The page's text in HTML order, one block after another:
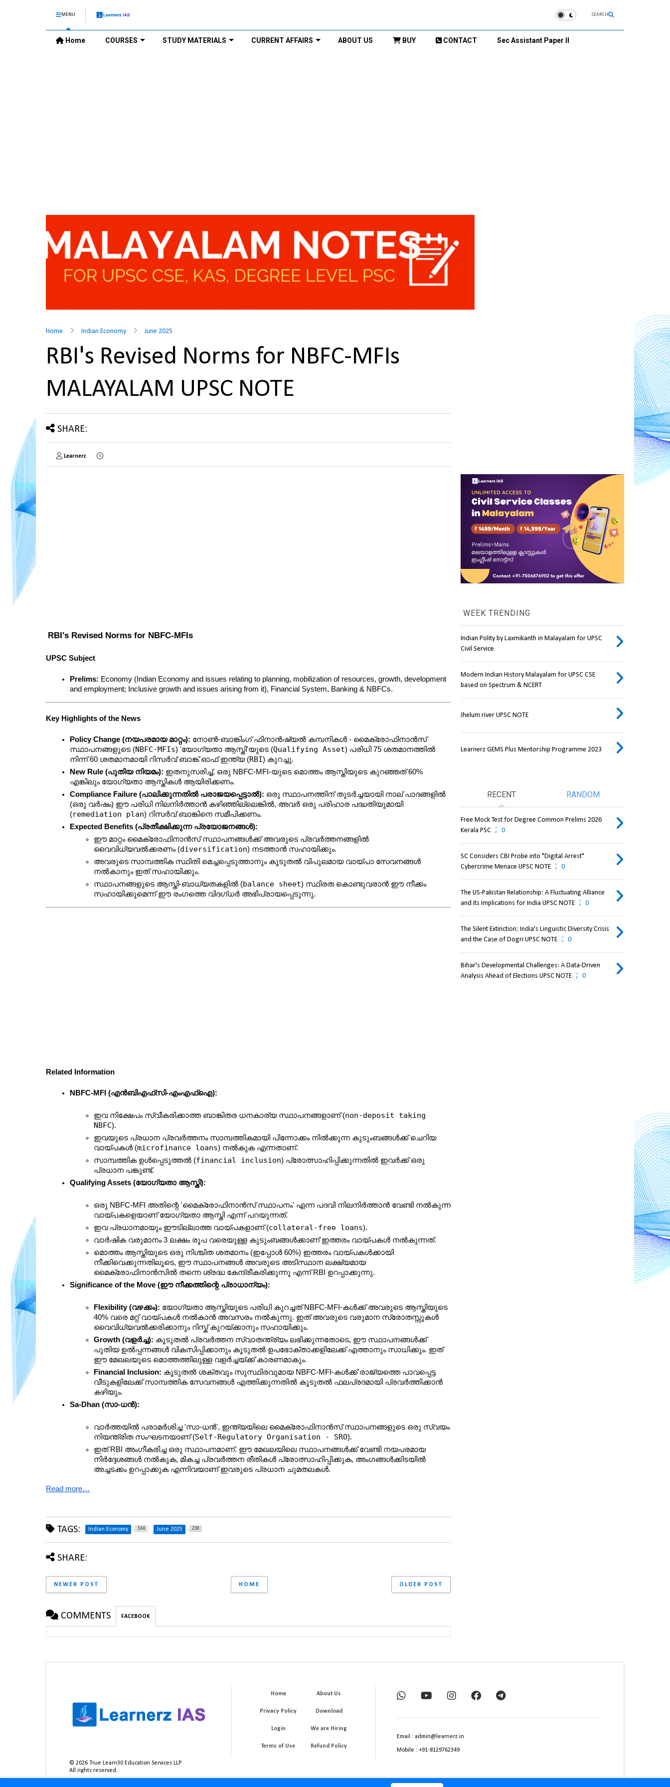
MENU SEARCH
Home COURSES STUDY MATERIALS CURRENT AFFAIRS ABOUT US BUY CONTACT Sec Assistant Paper II
Home Indian Economy June 2025
RBI's Revised Norms for NBFC-MFIs
MALAYALAM UPSC NOTE
SHARE:
Learnerz
RBI's Revised Norms for NBFC-MFIs
UPSC Subject
Prelims: Economy (Indian Economy and issues relating to planning, mobilization of resources, growth, development
and employment; Inclusive growth and issues arising from it), Financial System, Banking & NBFCs.
Key Highlights of the News
Policy Change (നയപരമായ മാറ്റം): നോൺ-ബാങ്കിംഗ് ഫിനാൻഷ്യൽ കമ്പനികൾ - മൈക്രോഫിനാൻസ്
സ്ഥാപനങ്ങളുടെ (NBFC-MFIs) 'യോഗ്യതാ ആസ്തി'യുടെ (Qualifying Asset) പരിധി 75 ശതമാനത്തിൽ
നിന്ന് 60 ശതമാനമായി റിസർവ് ബാങ്ക് ഓഫ് ഇന്ത്യ (RBI) കുറച്ചു.
New Rule (പുതിയ നിയമം): ഇതനുസരിച്ച്, ഒരു NBFC-MFI-യുടെ മൊത്തം ആസ്തിയുടെ കുറഞ്ഞത് 60%
എങ്കിലും യോഗ്യതാ ആസ്തികൾ ആയിരിക്കണം.
Compliance Failure (പാലിക്കുന്നതിൽ പരാജയപ്പെട്ടാൽ): ഒരു സ്ഥാപനത്തിന് തുടർച്ചയായി നാല് പാദങ്ങളിൽ
(ഒരു വർഷം) ഈ പരിധി നിലനിർത്താൻ കഴിഞ്ഞില്ലെങ്കിൽ, അവർ ഒരു പരിഹാര പദ്ധതിയുമായി
(remediation plan) റിസർവ് ബാങ്കിനെ സമീപിക്കണം.
Expected Benefits (പ്രതീക്ഷിക്കുന്ന പ്രയോജനങ്ങൾ):
ഈ മാറ്റം മൈക്രോഫിനാൻസ് സ്ഥാപനങ്ങൾക്ക് അവരുടെ പ്രവർത്തനങ്ങളിൽ
വൈവിധ്യവൽക്കരണം (diversification) നടത്താൻ സഹായിക്കും.
അവരുടെ സാമ്പത്തിക സ്ഥിതി മെച്ചപ്പെടുത്താനും കൂടുതൽ വിപുലമായ വായ്പാ സേവനങ്ങൾ
നൽകാനും ഇത് സഹായിക്കും.
സ്ഥാപനങ്ങളുടെ ആസ്തി-ബാധ്യതകളിൽ (balance sheet) സ്ഥിരത കൊണ്ടുവരാൻ ഈ നീക്കം
സഹായിക്കുമെന്ന് ഈ രംഗത്തെ വിദഗ്ധർ അഭിപ്രായപ്പെടുന്നു.
Related Information
NBFC-MFI (എൻ‌ബി‌എഫ്‌സി-എം‌എഫ്‌ഐ):
ഇവ നിക്ഷേപം സ്വീകരിക്കാത്ത ബാങ്കിതര ധനകാര്യ സ്ഥാപനങ്ങളാണ് (non-deposit taking
NBFC).
ഇവയുടെ പ്രധാന പ്രവർത്തനം സാമ്പത്തികമായി പിന്നോക്കം നിൽക്കുന്ന കുടുംബങ്ങൾക്ക് ചെറിയ
വായ്പകൾ (microfinance loans) നൽകുക എന്നതാണ്.
സാമ്പത്തിക ഉൾപ്പെടുത്തൽ (financial inclusion) പ്രോത്സാഹിപ്പിക്കുന്നതിൽ ഇവർക്ക് ഒരു
പ്രധാന പങ്കുണ്ട്.
Qualifying Assets (യോഗ്യതാ ആസ്തി):
ഒരു NBFC-MFI അതിന്റെ 'മൈക്രോഫിനാൻസ് സ്ഥാപനം' എന്ന പദവി നിലനിർത്താൻ വേണ്ടി നൽകുന്ന
വായ്പകളെയാണ് യോഗ്യതാ ആസ്തി എന്ന് പറയുന്നത്.
ഇവ പ്രധാനമായും ഈടില്ലാത്ത വായ്പകളാണ് (collateral-free loans).
വാർഷിക വരുമാനം 3 ലക്ഷം രൂപ വരെയുള്ള കുടുംബങ്ങൾക്കാണ് ഇത്തരം വായ്പകൾ നൽകുന്നത്.
മൊത്തം ആസ്തിയുടെ ഒരു നിശ്ചിത ശതമാനം (ഇപ്പോൾ 60%) ഇത്തരം വായ്പകൾക്കായി
നീക്കിവെക്കുന്നതിലൂടെ, ഈ സ്ഥാപനങ്ങൾ അവരുടെ അടിസ്ഥാന ലക്ഷ്യമായ
മൈക്രോഫിനാൻസിൽ തന്നെ ശ്രദ്ധ കേന്ദ്രീകരിക്കുന്നു എന്ന് RBI ഉറപ്പാക്കുന്നു.
Significance of the Move (ഈ നീക്കത്തിന്റെ പ്രാധാന്യം):
Flexibility (വഴക്കം): യോഗ്യതാ ആസ്തിയുടെ പരിധി കുറച്ചത് NBFC-MFI-കൾക്ക് അവരുടെ ആസ്തിയുടെ
40% വരെ മറ്റ് വായ്പകൾ നൽകാൻ അവസരം നൽകുന്നു. ഇത് അവരുടെ വരുമാന സ്രോതസ്സുകൾ
വൈവിധ്യവൽക്കരിക്കാനും റിസ്ക് കുറയ്ക്കാനും സഹായിക്കും.
Growth (വളർച്ച): കൂടുതൽ പ്രവർത്തന സ്വാതന്ത്ര്യം ലഭിക്കുന്നതോടെ, ഈ സ്ഥാപനങ്ങൾക്ക്
പുതിയ ഉൽപ്പന്നങ്ങൾ വികസിപ്പിക്കാനും കൂടുതൽ ഉപഭോക്താക്കളിലേക്ക് എത്താനും സാധിക്കും. ഇത്
ഈ മേഖലയുടെ മൊത്തത്തിലുള്ള വളർച്ചയ്ക്ക് കാരണമാകും.
Financial Inclusion: കൂടുതൽ ശക്തവും സുസ്ഥിരവുമായ NBFC-MFI-കൾക്ക് രാജ്യത്തെ പാവപ്പെട്ട
വീടുകളിലേക്ക് സാമ്പത്തിക സേവനങ്ങൾ എത്തിക്കുന്നതിൽ കൂടുതൽ ഫലപ്രദമായി പ്രവർത്തിക്കാൻ
കഴിയും.
Sa-Dhan (സാ-ധൻ):
വാർത്തയിൽ പരാമർശിച്ച 'സാ-ധൻ', ഇന്ത്യയിലെ മൈക്രോഫിനാൻസ് സ്ഥാപനങ്ങളുടെ ഒരു സ്വയം
നിയന്ത്രിത സംഘടനയാണ് (Self-Regulatory Organisation - SRO).
ഇത് RBI അംഗീകരിച്ച ഒരു സ്ഥാപനമാണ്. ഈ മേഖലയിലെ സ്ഥാപനങ്ങൾക്ക് വേണ്ടി നയപരമായ
നിർദ്ദേശങ്ങൾ നൽകുക, മികച്ച പ്രവർത്തന രീതികൾ പ്രോത്സാഹിപ്പിക്കുക, അംഗങ്ങൾക്കിടയിൽ
അച്ചടക്കം ഉറപ്പാക്കുക എന്നിവയാണ് ഇവരുടെ പ്രധാന ചുമതലകൾ.
Read more…
TAGS: Indian Economy 534 June 2025 238
SHARE:
NEWER POST OLDER POST
HOME
COMMENTS FACEBOOK
WEEK TRENDING
Indian Polity by Laxmikanth in Malayalam for UPSC
Civil Service
Modern Indian History Malayalam for UPSC CSE
based on Spectrum & NCERT
Jhelum river UPSC NOTE
Learnerz GEMS Plus Mentorship Programme 2023
RECENT RANDOM
Free Mock Test for Degree Common Prelims 2026
Kerala PSC
0
SC Considers CBI Probe into "Digital Arrest"
Cybercrime Menace UPSC NOTE
0
The US-Pakistan Relationship: A Fluctuating Alliance
and its Implications for India UPSC NOTE
0
The Silent Extinction: India's Linguistic Diversity Crisis
and the Case of Dogri UPSC NOTE
0
Bihar's Developmental Challenges: A Data-Driven
Analysis Ahead of Elections UPSC NOTE
0
©2026 True Learn30 Education Services LLP
All rights reserved.
Home About Us
Privacy Policy Download
Login We are Hiring
Terms of Use Refund Policy
Email : admin@learnerz.in
Mobile : +91-8129762349